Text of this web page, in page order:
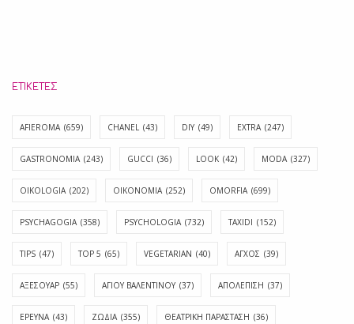
ΕΤΙΚΈΤΕΣ
AFIEROMA (659) CHANEL (43) DIY (49) EXTRA (247)
GASTRONOMIA (243) GUCCI (36) LOOK (42) MODA (327)
OIKOLOGIA (202) OIKONOMIA (252) OMORFIA (699)
PSYCHAGOGIA (358) PSYCHOLOGIA (732) TAXIDI (152)
TIPS (47) TOP 5 (65) VEGETARIAN (40) ΑΓΧΟΣ (39)
ΑΞΕΣΟΥΑΡ (55) ΑΓΊΟΥ ΒΑΛΕΝΤΊΝΟΥ (37) ΑΠΟΛΈΠΙΣΗ (37)
ΕΡΕΥΝΑ (43) ΖΩΔΙΑ (355) ΘΕΑΤΡΙΚΗ ΠΑΡΑΣΤΑΣΗ (36)